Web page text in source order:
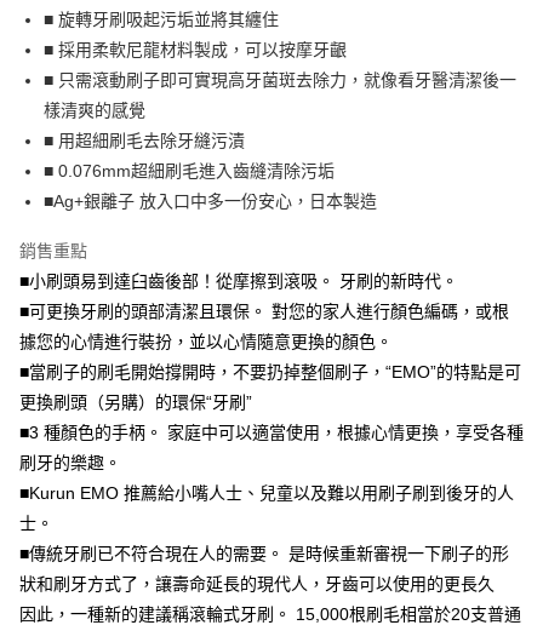
街口支付
悠遊付
Google Pay
全盈+PAY
AFTEE先享後付
【關於「AFTEE先享後付」】
AFTEE先享後付是「在收到商品之後才付款」的支付方式。 讓您購物簡單
便利好安心！
１．簡單：不需註冊會員、不需綁卡、不需儲值。
２．便利：只要手機號碼，簡訊認證，即可結帳。
３．安心：先確認商品／服務後，再付款。
１．於結帳方式選擇「AFTEE先享後付」後，將跳轉至「AFTEE先享後付」
結帳頁面，進行簡訊認證並確認金額後，即可完成結帳。
２．訂單成立數日內，您將收到繳費通知簡訊。
３．收到繳費通知簡訊後14天內，點擊此簡訊中的連結，可透過四大超商／
ATM／網路銀行／等多元方式進行付款，方視為交易完成。
※ 請注意：結帳手續完成當下不需立刻繳費，但若您需要取消訂單，請聯絡
後付繳納相關費用。
※ 交易是否成功請以「AFTEE先享後付 」之結帳頁面顯示為準，若有關於
ATM付款
運送方式
全家取貨付款
每筆NT$60，滿NT$1,000(含以上)免運費
7-11取貨付款
每筆NT$60，滿NT$1,000(含以上)免運費
滿$1000元含以上
每筆NT$150，滿NT$1,000(含以上)免運費
■ 旋轉牙刷吸起污垢並將其纏住
■ 採用柔軟尼龍材料製成，可以按摩牙齦
■ 只需滾動刷子即可實現高牙菌斑去除力，就像看牙醫清潔後一
樣清爽的感覺
■ 用超細刷毛去除牙縫污漬
■ 0.076mm超細刷毛進入齒縫清除污垢
■Ag+銀離子 放入口中多一份安心，日本製造
銷售重點
■小刷頭易到達臼齒後部！從摩擦到滾吸。 牙刷的新時代。
■可更換牙刷的頭部清潔且環保。 對您的家人進行顏色編碼，或根
據您的心情進行裝扮，並以心情隨意更換的顏色。
■當刷子的刷毛開始撐開時，不要扔掉整個刷子，“EMO”的特點是可
更換刷頭（另購）的環保“牙刷”
■3 種顏色的手柄。 家庭中可以適當使用，根據心情更換，享受各種
刷牙的樂趣。
■Kurun EMO 推薦給小嘴人士、兒童以及難以用刷子刷到後牙的人
士。
■傳統牙刷已不符合現在人的需要。 是時候重新審視一下刷子的形
狀和刷牙方式了，讓壽命延長的現代人，牙齒可以使用的更長久
因此，一種新的建議稱滾輪式牙刷。 15,000根刷毛相當於20支普通